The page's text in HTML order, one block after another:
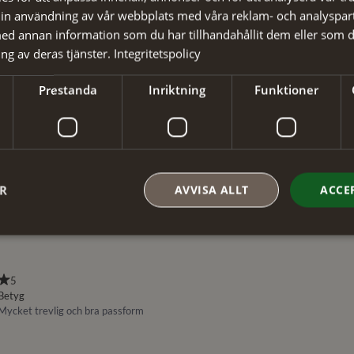
användning av vår webbplats med våra reklam- och
annan information som du har tillhandahållit dem eller som
av deras tjänster. Integritetspolicy
Prestanda Inriktning Funktioner
AVVISA ALLT